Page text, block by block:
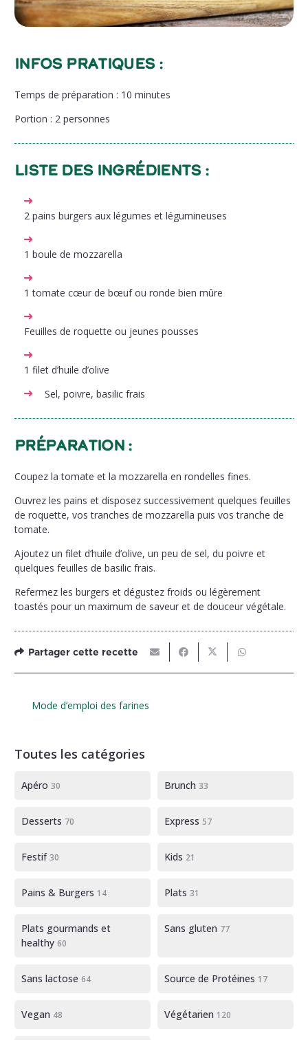
Infos pratiques :
Temps de préparation : 10 minutes
Portion : 2 personnes
Liste des ingrédients :
2 pains burgers aux légumes et légumineuses
1 boule de mozzarella
1 tomate cœur de bœuf ou ronde bien mûre
Feuilles de roquette ou jeunes pousses
1 filet d’huile d’olive
Sel, poivre, basilic frais
Préparation :
Coupez la tomate et la mozzarella en rondelles fines.
Ouvrez les pains et disposez successivement quelques feuilles
de roquette, vos tranches de mozzarella puis vos tranche de
tomate.
Ajoutez un filet d’huile d’olive, un peu de sel, du poivre et
quelques feuilles de basilic frais.
Refermez les burgers et dégustez froids ou légèrement
toastés pour un maximum de saveur et de douceur végétale.
Partager cette recette
Mode d’emploi des farines
Toutes les catégories
Apéro 30 Brunch 33
Desserts 70 Express 57
Festif30 Kids 21
Pains & Burgers 14 Plats 31
Plats gourmands et
healthy 60
Sans gluten 77
Sans lactose 64 Source de Protéines 17
Vegan 48 Végétarien 120